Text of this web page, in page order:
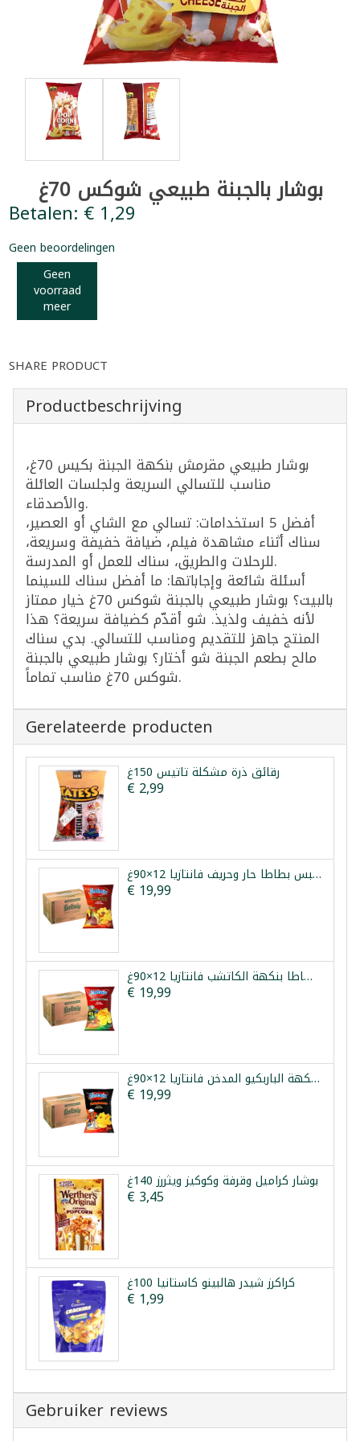
بوشار بالجبنة طبيعي شوكس 70غ
Betalen: € 1,29
Geen beoordelingen
Geen
voorraad
meer
SHARE PRODUCT
Productbeschrijving
بوشار طبيعي مقرمش بنكهة الجبنة بكيس 70غ،
مناسب للتسالي السريعة ولجلسات العائلة
والأصدقاء.
أفضل 5 استخدامات: تسالي مع الشاي أو العصير،
سناك أثناء مشاهدة فيلم، ضيافة خفيفة وسريعة،
للرحلات والطريق، سناك للعمل أو المدرسة.
أسئلة شائعة وإجاباتها: ما أفضل سناك للسينما
بالبيت؟ بوشار طبيعي بالجبنة شوكس 70غ خيار ممتاز
لأنه خفيف ولذيذ. شو أقدّم كضيافة سريعة؟ هذا
المنتج جاهز للتقديم ومناسب للتسالي. بدي سناك
مالح بطعم الجبنة شو أختار؟ بوشار طبيعي بالجبنة
شوكس 70غ مناسب تماماً.
Gerelateerde producten
رقائق ذرة مشكلة تاتيس 150غ
€ 2,99
طرد شيبس بطاطا حار وحريف فانتازيا 12×90غ
€ 19,99
طرد شيبس بطاطا بنكهة الكاتشب فانتازيا 12×90غ
€ 19,99
طرد شيبس بطاطا بنكهة الباربكيو المدخن فانتازيا 12×90غ
€ 19,99
بوشار كراميل وقرفة وكوكيز ويثررز 140غ
€ 3,45
كراكرز شيدر هالبينو كاستانيا 100غ
€ 1,99
Gebruiker reviews